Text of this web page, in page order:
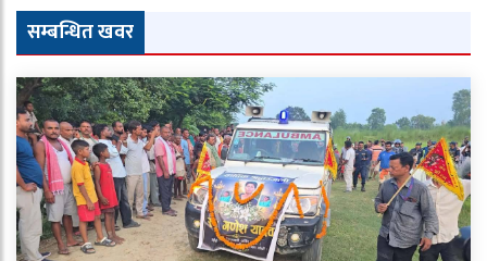
सम्बन्धित खवर